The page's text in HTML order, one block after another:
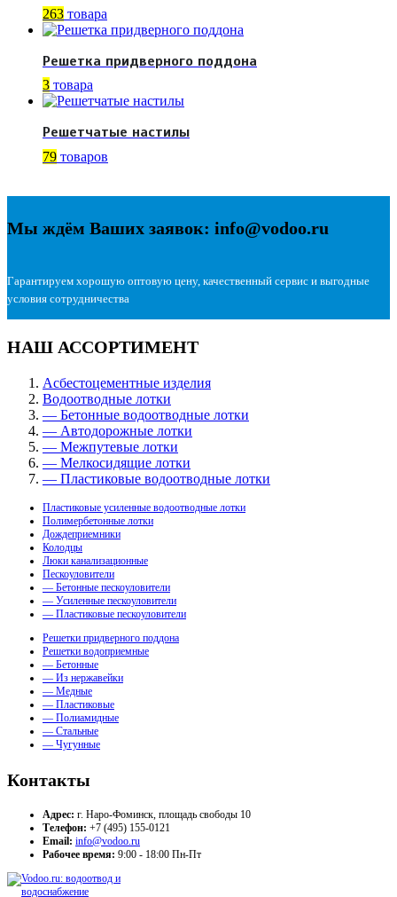
263 товара
Решетка придверного поддона
3 товара
Решетчатые настилы
79 товаров
Мы ждём Ваших заявок: info@vodoo.ru
Гарантируем хорошую оптовую цену, качественный сервис и выгодные
условия сотрудничества
НАШ АССОРТИМЕНТ
Асбестоцементные изделия
Водоотводные лотки
— Бетонные водоотводные лотки
— Автодорожные лотки
— Межпутевые лотки
— Мелкосидящие лотки
— Пластиковые водоотводные лотки
Пластиковые усиленные водоотводные лотки
Полимербетонные лотки
Дождеприемники
Колодцы
Люки канализационные
Пескоуловители
— Бетонные пескоуловители
— Усиленные пескоуловители
— Пластиковые пескоуловители
Решетки придверного поддона
Решетки водоприемные
— Бетонные
— Из нержавейки
— Медные
— Пластиковые
— Полиамидные
— Стальные
— Чугунные
Контакты
Адрес: г. Наро-Фоминск, площадь свободы 10
Телефон: +7 (495) 155-0121
Email: info@vodoo.ru
Рабочее время: 9:00 - 18:00 Пн-Пт